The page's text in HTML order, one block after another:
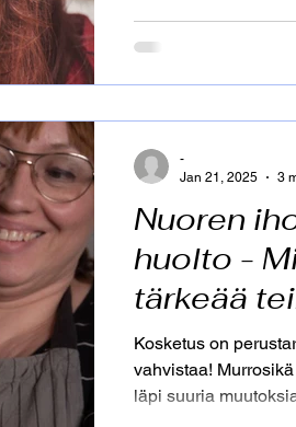
Nuoren
huolto -
tärkeää
Kosketus on
vahvistaa!
läpi suuria
-
Jan 21, 2025
3